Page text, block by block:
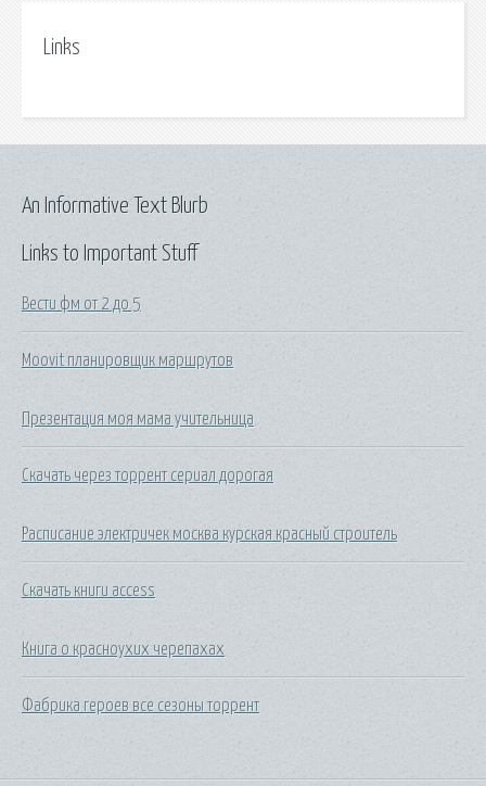
Links
Links to Important Stuff
Вести фм от 2 до 5
Moovit планировщик маршрутов
Презентация моя мама учительница
Скачать через торрент сериал дорогая
Расписание электричек москва курская красный строитель
Скачать книги access
Книга о красноухих черепахах
Фабрика героев все сезоны торрент
An Informative Text Blurb